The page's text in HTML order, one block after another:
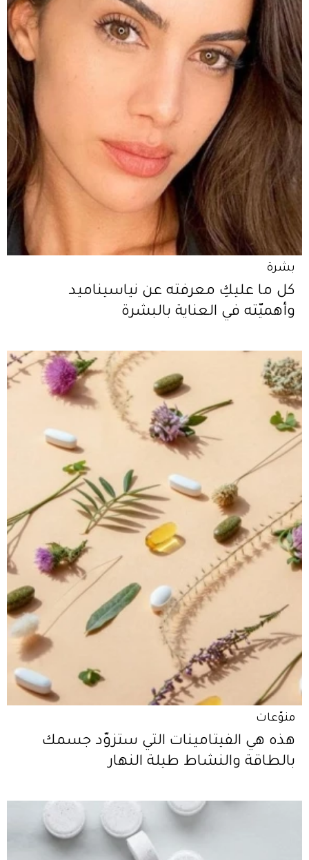
بشرة
كل ما عليكِ معرفته عن نياسيناميد
وأهميّته في العناية بالبشرة
منوّعات
هذه هي الفيتامينات التي ستزوّد جسمك
بالطاقة والنشاط طيلة النهار